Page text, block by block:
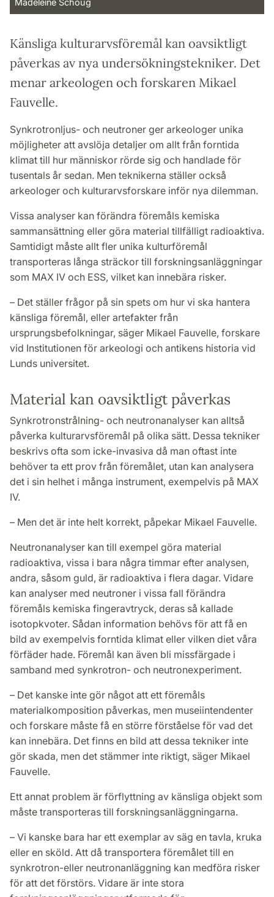
Madeleine Schoug
Känsliga kulturarvsföremål kan oavsiktligt
påverkas av nya undersökningstekniker. Det
menar arkeologen och forskaren Mikael
Fauvelle.
Synkrotronljus- och neutroner ger arkeologer unika
möjligheter att avslöja detaljer om allt från forntida
klimat till hur människor rörde sig och handlade för
tusentals år sedan. Men teknikerna ställer också
arkeologer och kulturarvsforskare inför nya dilemman.
Vissa analyser kan förändra föremåls kemiska
sammansättning eller göra material tillfälligt radioaktiva.
Samtidigt måste allt fler unika kulturföremål
transporteras långa sträckor till forskningsanläggningar
som MAX IV och ESS, vilket kan innebära risker.
– Det ställer frågor på sin spets om hur vi ska hantera
känsliga föremål, eller artefakter från
ursprungsbefolkningar, säger Mikael Fauvelle, forskare
vid Institutionen för arkeologi och antikens historia vid
Lunds universitet.
Material kan oavsiktligt påverkas
Synkrotronstrålning- och neutronanalyser kan alltså
påverka kulturarvsföremål på olika sätt. Dessa tekniker
beskrivs ofta som icke-invasiva då man oftast inte
behöver ta ett prov från föremålet, utan kan analysera
det i sin helhet i många instrument, exempelvis på MAX
IV.
– Men det är inte helt korrekt, påpekar Mikael Fauvelle.
Neutronanalyser kan till exempel göra material
radioaktiva, vissa i bara några timmar efter analysen,
andra, såsom guld, är radioaktiva i flera dagar. Vidare
kan analyser med neutroner i vissa fall förändra
föremåls kemiska fingeravtryck, deras så kallade
isotopkvoter. Sådan information behövs för att få en
bild av exempelvis forntida klimat eller vilken diet våra
förfäder hade. Föremål kan även bli missfärgade i
samband med synkrotron- och neutronexperiment.
– Det kanske inte gör något att ett föremåls
materialkomposition påverkas, men museiintendenter
och forskare måste få en större förståelse för vad det
kan innebära. Det finns en bild att dessa tekniker inte
gör skada, men det stämmer inte riktigt, säger Mikael
Fauvelle.
Ett annat problem är förflyttning av känsliga objekt som
måste transporteras till forskningsanläggningarna.
– Vi kanske bara har ett exemplar av säg en tavla, kruka
eller en sköld. Att då transportera föremålet till en
synkrotron-eller neutronanläggning kan medföra risker
för att det förstörs. Vidare är inte stora